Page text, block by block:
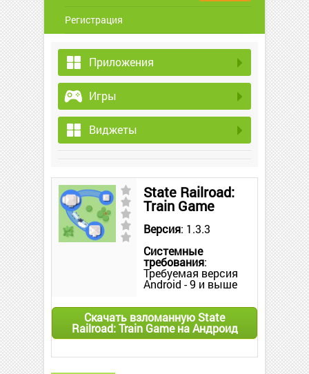
Регистрация
Приложения
Игры
Виджеты
State Railroad:
Train Game
Версия: 1.3.3
Системные
требования:
Требуемая версия
Android - 9 и выше
Скачать взломанную State
Railroad: Train Game на Андроид